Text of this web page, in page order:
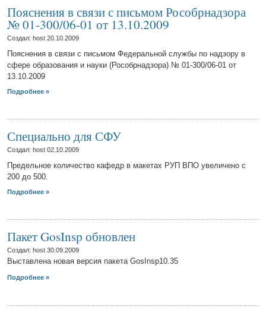
Пояснения в связи с письмом Рособрнадзора
№ 01-300/06-01 от 13.10.2009
Создал: host 20.10.2009
Пояснения в связи с письмом Федеральной службы по надзору в
сфере образования и науки (Рособрнадзора) № 01-300/06-01 от
13.10.2009
Подробнее »
Специально для СФУ
Создал: host 02.10.2009
Предельное количество кафедр в макетах РУП ВПО увеличено с
200 до 500.
Подробнее »
Пакет GosInsp обновлен
Создал: host 30.09.2009
Выставлена новая версия пакета GosInsp10.35
Подробнее »